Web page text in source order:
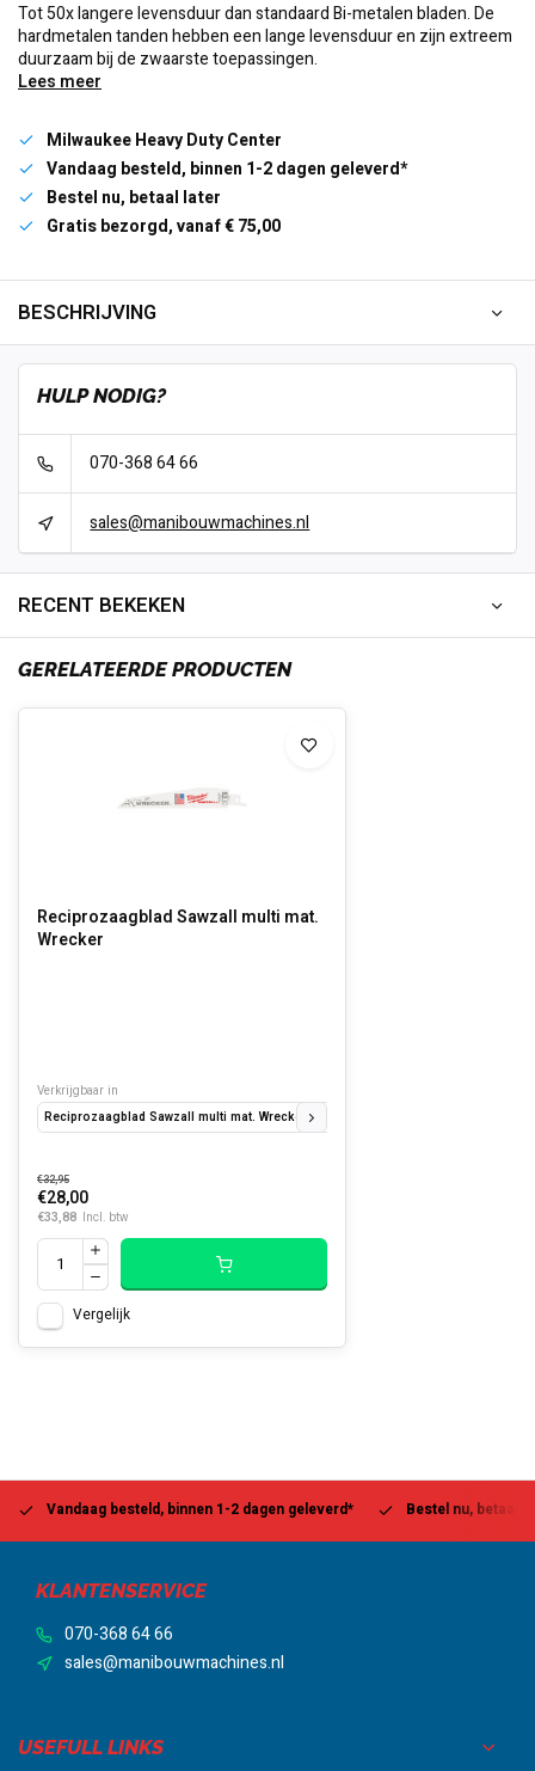
Tot 50x langere levensduur dan standaard Bi-metalen bladen. De
hardmetalen tanden hebben een lange levensduur en zijn extreem
duurzaam bij de zwaarste toepassingen.
Lees meer
Milwaukee Heavy Duty Center
Vandaag besteld, binnen 1-2 dagen geleverd*
Bestel nu, betaal later
Gratis bezorgd, vanaf € 75,00
BESCHRIJVING
HULP NODIG?
070-368 64 66
sales@manibouwmachines.nl
RECENT BEKEKEN
GERELATEERDE PRODUCTEN
Reciprozaagblad Sawzall multi mat.
Wrecker
Verkrijgbaar in
Reciprozaagblad Sawzall multi mat. Wrecker 150 mm 7/11-Tpi (5 stuks)
€32,95
€28,00
€33,88 Incl. btw
Vergelijk
Vandaag besteld, binnen 1-2 dagen geleverd* Bestel nu, betaal
KLANTENSERVICE
070-368 64 66
sales@manibouwmachines.nl
USEFULL LINKS